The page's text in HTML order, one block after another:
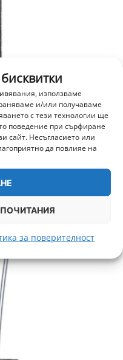
използваме
и/или получаваме
с тези технологии ще
поведение при сърфиране
сайт. Несъгласието или
да повлияе на
за поверителност